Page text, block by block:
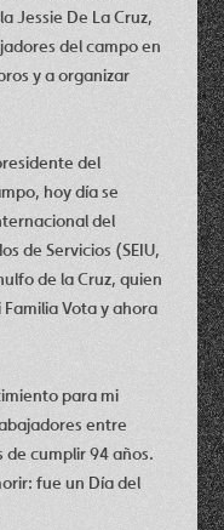
Jessie De La Cruz,
del campo en
y a organizar
del
hoy día se
del
de Servicios (SEIU,
de la Cruz, quien
Vota y ahora
para mi
entre
de cumplir 94 años.
fue un Día del